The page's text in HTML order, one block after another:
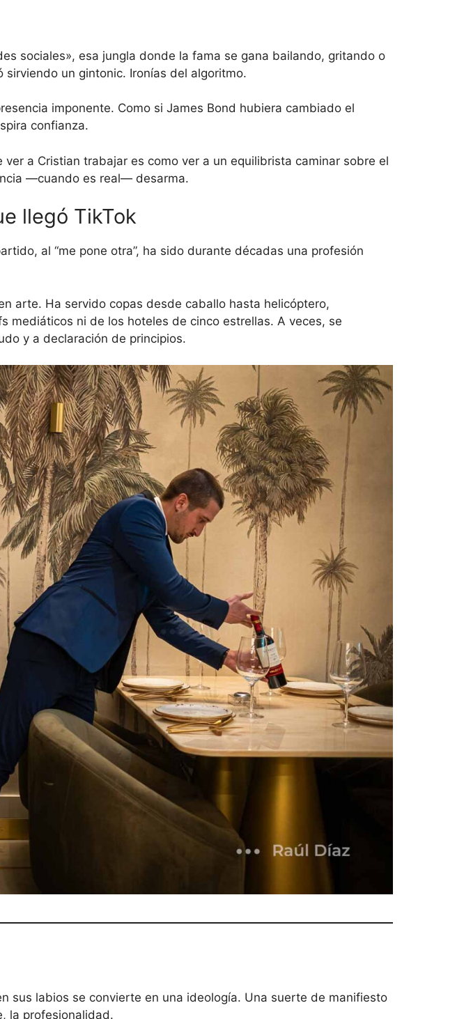
sociales», esa jungla donde la fama se gana bailando, gritando o
un gintonic. Ironías del algoritmo.
imponente. Como si James Bond hubiera cambiado el
confianza.
ver a Cristian trabajar es como ver a un equilibrista caminar sobre el
—cuando es real— desarma.
llegó TikTok
al “me pone otra”, ha sido durante décadas una profesión
arte. Ha servido copas desde caballo hasta helicóptero,
mediáticos ni de los hoteles de cinco estrellas. A veces, se
y a declaración de principios.
sus labios se convierte en una ideología. Una suerte de manifiesto
la profesionalidad.